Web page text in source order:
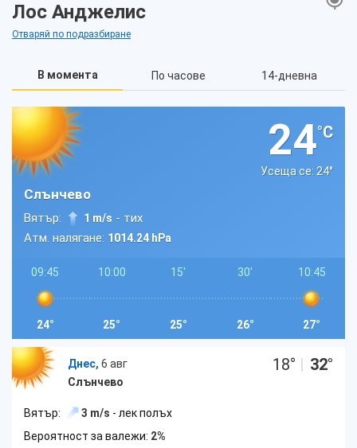
Лос Анджелис
Отваряй по подразбиране
В момента По часове 14-дневна
24°C
Усеща се: 24°
Слънчево
Вятър: 1 m/s - тих
Атм. налягане: 1014.24 hPa
09:45
24°
10:00
25°
15'
25°
30'
26°
10:45
27°
Днес, 6 авг
Слънчево
18° | 32°
Вятър: 3 m/s - лек полъх
Вероятност за валежи: 2%